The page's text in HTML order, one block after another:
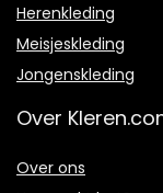
Herenkleding
Meisjeskleding
Jongenskleding
Over
Over ons